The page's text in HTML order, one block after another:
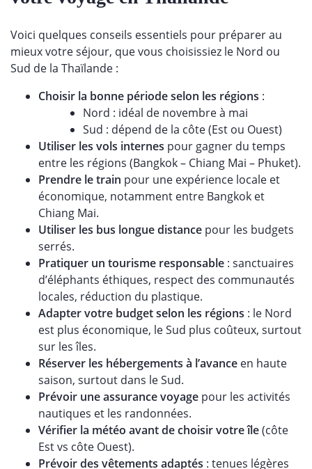
Voici quelques conseils essentiels pour préparer au
mieux votre séjour, que vous choisissiez le Nord ou
Sud de la Thaïlande :
Choisir la bonne période selon les régions :
Nord : idéal de novembre à mai
Sud : dépend de la côte (Est ou Ouest)
Utiliser les vols internes pour gagner du temps
entre les régions (Bangkok – Chiang Mai – Phuket).
Prendre le train pour une expérience locale et
économique, notamment entre Bangkok et
Chiang Mai.
Utiliser les bus longue distance pour les budgets
serrés.
Pratiquer un tourisme responsable : sanctuaires
d’éléphants éthiques, respect des communautés
locales, réduction du plastique.
Adapter votre budget selon les régions : le Nord
est plus économique, le Sud plus coûteux, surtout
sur les îles.
Réserver les hébergements à l’avance en haute
saison, surtout dans le Sud.
Prévoir une assurance voyage pour les activités
nautiques et les randonnées.
Vérifier la météo avant de choisir votre île(côte
Est vs côte Ouest).
Prévoir des vêtements adaptés : tenues légères